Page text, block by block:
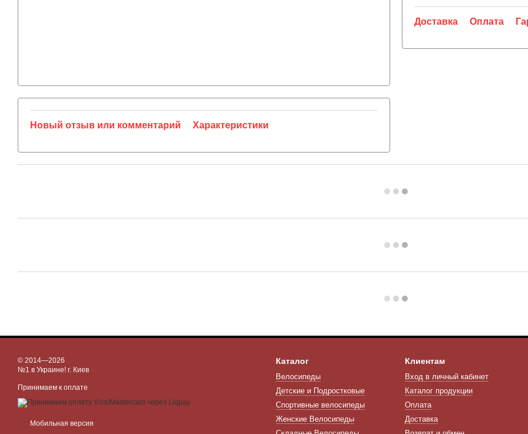
Новый отзыв или комментарий Характеристики
Доставка Оплата
© 2014—2026
№1 в Украине! г. Киев
Принимаем к оплате
Мобильная версия
Каталог
Велосипеды
Детские и Подростковые
Спортивные велосипеды
Женские Велосипеды
Клиентам
Вход в личный кабинет
Каталог продукции
Оплата
Доставка